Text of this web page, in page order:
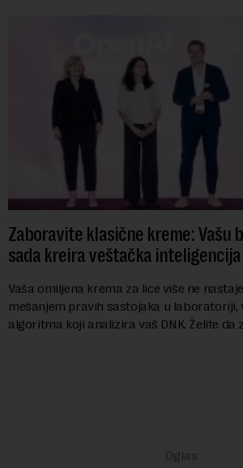
Zaboravite klasične kreme: Vašu
sada kreira veštačka inteligencija
Vaša omiljena krema za lice više ne
mešanjem pravih sastojaka u laboratoriji,
algoritma koji analizira vaš DNK. Želite da